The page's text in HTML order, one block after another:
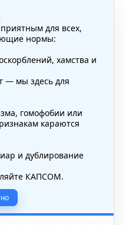
для всех,
нормы:
хамства и
— мы здесь для
гомофобии или
караются
и дублирование
КАПСОМ.
— свои или чужие